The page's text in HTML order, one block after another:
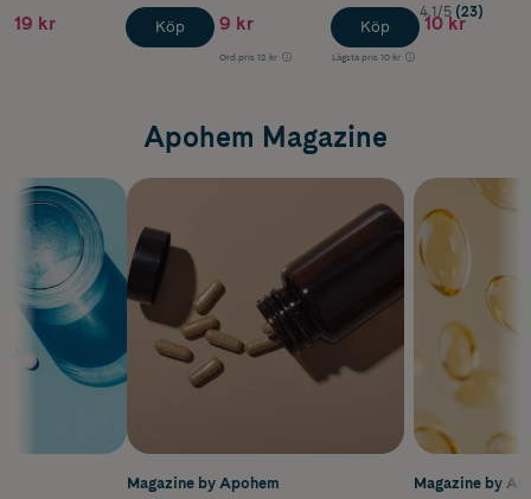
19 kr Köp 9 kr
Ord.pris 12 kr Lägsta pris 10 kr
Köp
4.1/5 (23)
10 kr
Apohem Magazine
Magazine by
Magazine by Apohem